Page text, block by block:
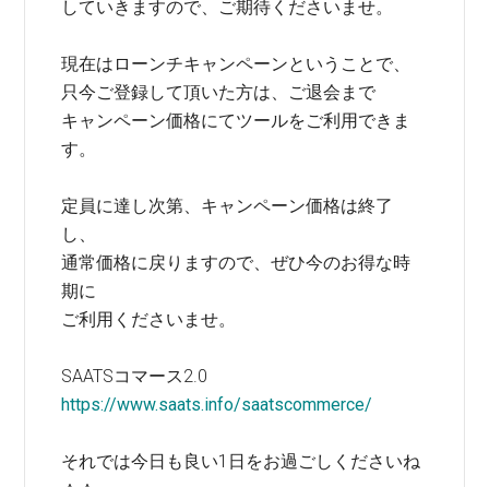
していきますので、ご期待くださいませ。
現在はローンチキャンペーンということで、
只今ご登録して頂いた方は、ご退会まで
キャンペーン価格にてツールをご利用できま
す。
定員に達し次第、キャンペーン価格は終了
し、
通常価格に戻りますので、ぜひ今のお得な時
期に
ご利用くださいませ。
SAATSコマース2.0
https://www.saats.info/saatscommerce/
それでは今日も良い1日をお過ごしくださいね